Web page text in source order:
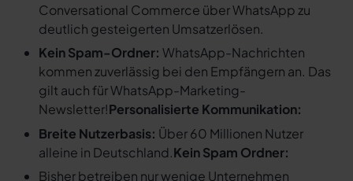
Conversational Commerce über WhatsApp zu
deutlich gesteigerten Umsatzerlösen.
Kein Spam-Ordner: WhatsApp-Nachrichten
kommen zuverlässig bei den Empfängern an. Das
gilt auch für WhatsApp-Marketing-
Newsletter!Personalisierte Kommunikation:
Breite Nutzerbasis: Über 60 Millionen Nutzer
alleine in Deutschland.Kein Spam Ordner:
Bisher betreiben nur wenige Unternehmen